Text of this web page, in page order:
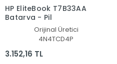
HP EliteBook T7B33AA
Batarya - Pil
Orijinal Üretici
4N4TCD4P
3.152,16 TL